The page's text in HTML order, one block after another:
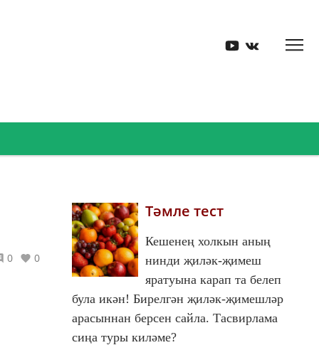
0 0
Тәмле тест
Кешенең холкын аның
нинди җиләк-җимеш
яратуына карап та белеп
була икән! Бирелгән җиләк-җимешләр
арасыннан берсен сайла. Тасвирлама
сиңа туры киләме?